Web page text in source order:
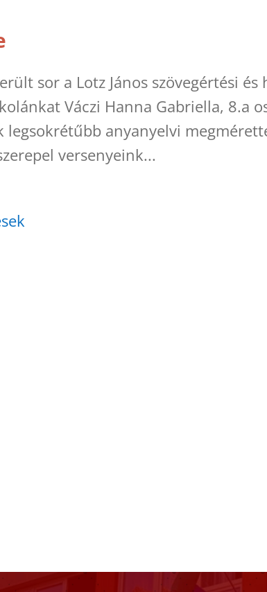
sor a Lotz János szövegértési és
Váczi Hanna Gabriella, 8.a
legsokrétűbb anyanyelvi
versenyeink...